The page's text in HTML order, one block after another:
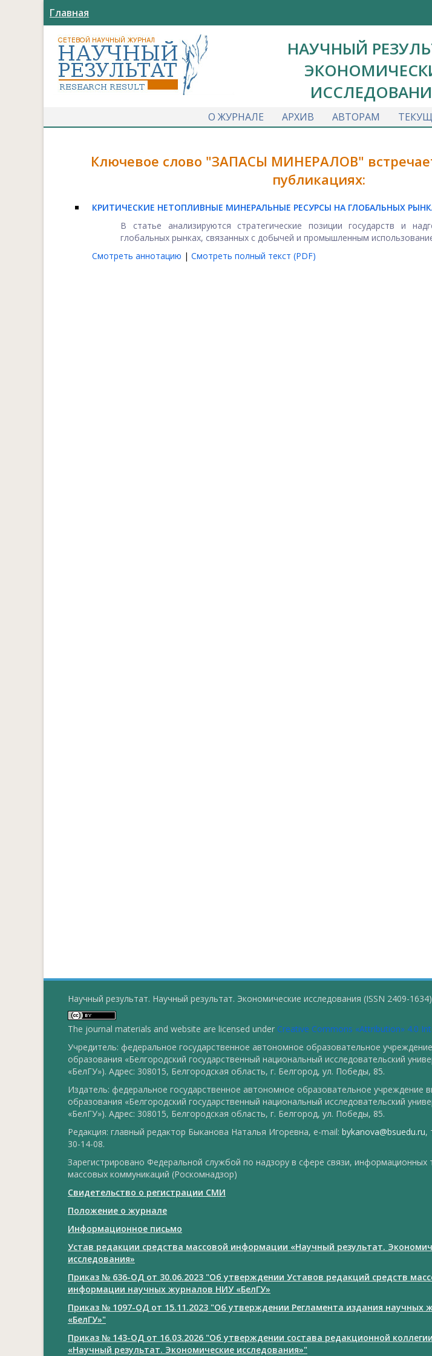
Главная
НАУЧНЫЙ
О ЖУРНАЛЕ
АРХИВ АВТОРАМ
Ключевое слово "ЗАПАСЫ МИНЕРАЛОВ"
публикациях:
КРИТИЧЕСКИЕ НЕТОПЛИВНЫЕ МИНЕРАЛЬНЫЕ РЕСУРСЫ НА ГЛОБАЛЬНЫХ
В статье анализируются стратегические позиции государств и
глобальных рынках, связанных с добычей и промышленным
Смотреть аннотацию | Смотреть полный текст (PDF)
Научный результат. Научный результат. Экономические исследования (ISSN 2409-1634)
The journal materials and website are licensed under Creative Commons «Attribution» 4.0
Учредитель: федеральное государственное автономное образовательное
образования «Белгородский государственный национальный исследовательский
«БелГУ»). Адрес: 308015, Белгородская область, г. Белгород, ул. Победы, 85.
Издатель: федеральное государственное автономное образовательное учреждение
образования «Белгородский государственный национальный исследовательский
«БелГУ»). Адрес: 308015, Белгородская область, г. Белгород, ул. Победы, 85.
Редакция: главный редактор Быканова Наталья Игоревна, e-mail: bykanova@bsuedu.ru,
30-14-08.
Зарегистрировано Федеральной службой по надзору в сфере связи, информационных
массовых коммуникаций (Роскомнадзор)
Свидетельство о регистрации СМИ
Положение о журнале
Информационное письмо
Устав редакции средства массовой информации «Научный результат.
исследования»
Приказ № 636-ОД от 30.06.2023 "Об утверждении Уставов редакций средств
информации научных журналов НИУ «БелГУ»
Приказ № 1097-ОД от 15.11.2023 "Об утверждении Регламента издания научных
«БелГУ»"
Приказ № 143-ОД от 16.03.2026 "Об утверждении состава редакционной
«Научный результат. Экономические исследования»"